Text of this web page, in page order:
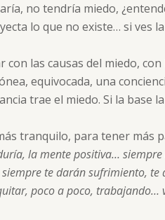
no tendría miedo,
lo que no existe… si ves
las causas del miedo,
equivocada, una
trae el miedo. Si la base
tranquilo, para tener más
la mente positiva…
te darán sufrimiento, te
poco a poco, trabajando…